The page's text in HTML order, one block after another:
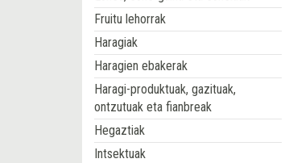
Fruitu lehorrak
Haragiak
Haragien ebakerak
Haragi-produktuak, gazituak,
ontzutuak eta fianbreak
Hegaztiak
Intsektuak